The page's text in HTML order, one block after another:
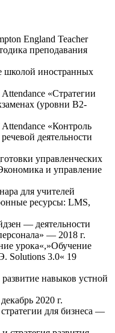
England Teacher
преподавания
школой иностранных
«Стратегии
(уровни В2-
«Контроль
деятельности
управленческих
и управление
для учителей
ресурсы: LMS,
— деятельности
— 2018 г.
урока«,»Обучение
Solutions 3.0« 19
навыков устной
2020 г.
для бизнеса —